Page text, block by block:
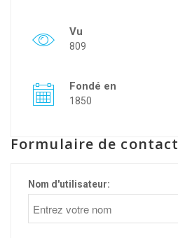
Vu
809
Fondé en
1850
Formulaire de contact
Nom d'utilisateur: